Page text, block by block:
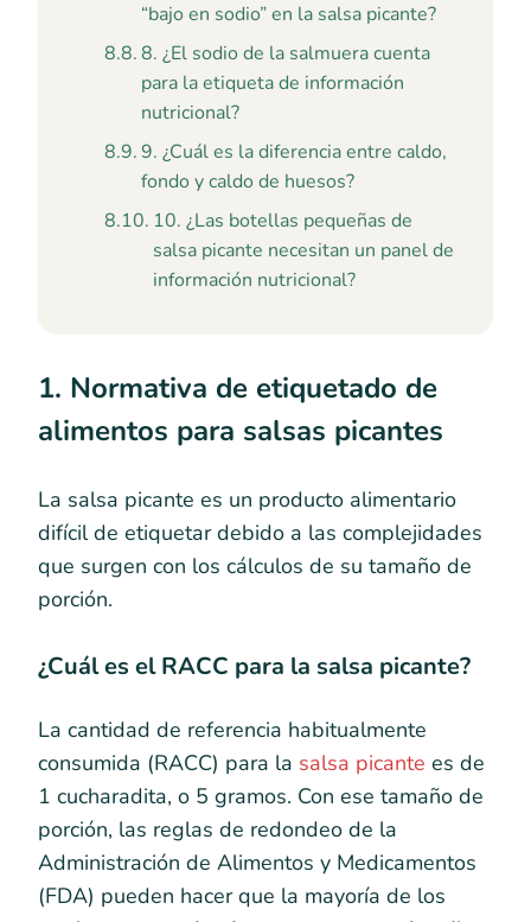
“bajo en sodio” en la salsa picante?
8. ¿El sodio de la salmuera cuenta
para la etiqueta de información
nutricional?
9. ¿Cuál es la diferencia entre caldo,
fondo y caldo de huesos?
10. ¿Las botellas pequeñas de
salsa picante necesitan un panel de
información nutricional?
1. Normativa de etiquetado de
alimentos para salsas picantes
La salsa picante es un producto alimentario
difícil de etiquetar debido a las complejidades
que surgen con los cálculos de su tamaño de
porción.
¿Cuál es el RACC para la salsa picante?
La cantidad de referencia habitualmente
consumida (RACC) para la salsa picante es de
1 cucharadita, o 5 gramos. Con ese tamaño de
porción, las reglas de redondeo de la
Administración de Alimentos y Medicamentos
(FDA) pueden hacer que la mayoría de los